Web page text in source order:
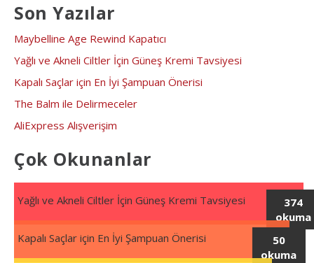
Son Yazılar
Maybelline Age Rewind Kapatıcı
Yağlı ve Akneli Ciltler İçin Güneş Kremi Tavsiyesi
Kapalı Saçlar için En İyi Şampuan Önerisi
The Balm ile Delirmeceler
AliExpress Alışverişim
Çok Okunanlar
Yağlı ve Akneli Ciltler İçin Güneş Kremi Tavsiyesi
374
okuma
Kapalı Saçlar için En İyi Şampuan Önerisi
50
okuma